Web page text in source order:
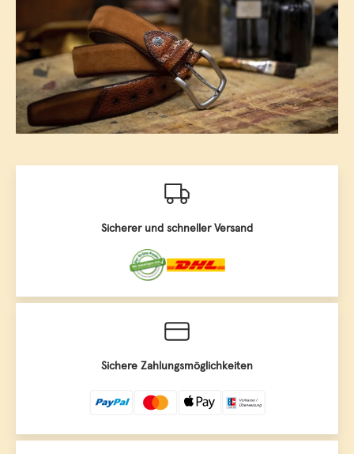
Sicherer und schneller Versand
Sichere Zahlungsmöglichkeiten